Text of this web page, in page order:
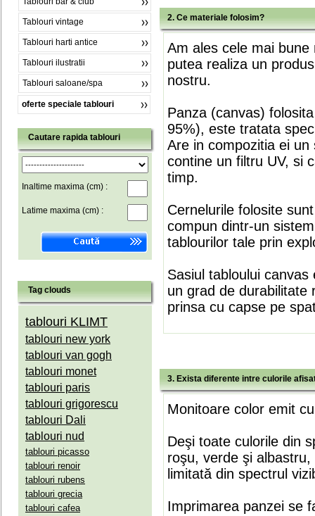
Tablouri vintage
Tablouri harti antice
Tablouri ilustratii
Tablouri saloane/spa
oferte speciale tablouri
Cautare rapida tablouri
Inaltime maxima (cm) :
Latime maxima (cm) :
Tag clouds
tablouri KLIMT
tablouri new york
tablouri van gogh
tablouri monet
tablouri paris
tablouri grigorescu
tablouri Dali
tablouri nud
tablouri picasso
tablouri renoir
tablouri rubens
tablouri grecia
tablouri cafea
2. Ce materiale folosim?
Am ales cele mai
putea realiza un
nostru.
Panza (canvas)
95%), este tratata
Are in compozitia ei
contine un filtru UV, si
timp.
Cernelurile folosite
compun dintr-un
tablourilor tale prin
Sasiul tabloului
un grad de durabilitate
prinsa cu capse pe
3. Exista diferente intre culorile
Monitoare color emit
Deşi toate culorile din
roşu, verde şi
limitată din spectrul
Imprimarea panzei se